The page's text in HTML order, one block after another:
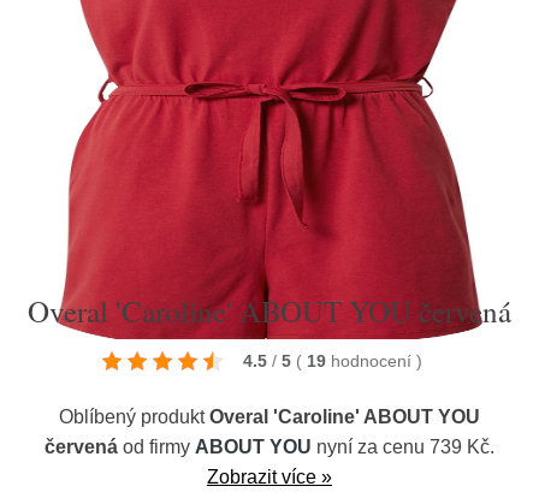
Overal 'Caroline' ABOUT YOU červená
4.5 / 5 ( 19 hodnocení )
Oblíbený produktOveral 'Caroline' ABOUT YOU
červená od firmy ABOUT YOU nyní za cenu 739 Kč.
Zobrazit více »